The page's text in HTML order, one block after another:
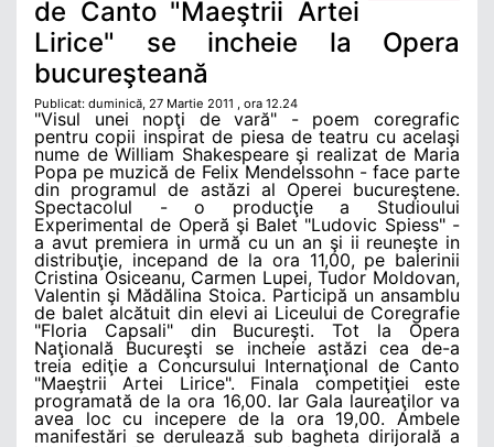
de Canto "Maeştrii Artei
Lirice" se incheie la Opera
bucureşteană
Publicat: duminică, 27 Martie 2011 , ora 12.24
"Visul unei nopţi de vară" - poem coregrafic
pentru copii inspirat de piesa de teatru cu acelaşi
nume de William Shakespeare şi realizat de Maria
Popa pe muzică de Felix Mendelssohn - face parte
din programul de astăzi al Operei bucureştene.
Spectacolul - o producţie a Studioului
Experimental de Operă şi Balet "Ludovic Spiess" -
a avut premiera in urmă cu un an şi ii reuneşte in
distribuţie, incepand de la ora 11,00, pe balerinii
Cristina Osiceanu, Carmen Lupei, Tudor Moldovan,
Valentin şi Mădălina Stoica. Participă un ansamblu
de balet alcătuit din elevi ai Liceului de Coregrafie
"Floria Capsali" din Bucureşti. Tot la Opera
Naţională Bucureşti se incheie astăzi cea de-a
treia ediţie a Concursului Internaţional de Canto
"Maeştrii Artei Lirice". Finala competiţiei este
programată de la ora 16,00. Iar Gala laureaţilor va
avea loc cu incepere de la ora 19,00. Ambele
manifestări se derulează sub bagheta dirijorală a